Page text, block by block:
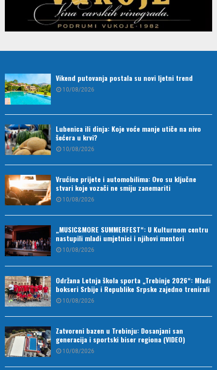
Vikend putovanja postala su novi ljetni trend
10/08/2026
Lubenica ili dinja: Koje voće manje utiče na nivo
šećera u krvi?
10/08/2026
Vrućine prijete i automobilima: Ovo su ključne
stvari koje vozači ne smiju zanemariti
10/08/2026
„MUSIC&MORE SUMMERFEST“: U Kulturnom centru
nastupili mladi umjetnici i njihovi mentori
10/08/2026
Održana Letnja škola sporta „Trebinje 2026“: Mladi
bokseri Srbije i Republike Srpske zajedno trenirali
10/08/2026
Zatvoreni bazen u Trebinju: Dosanjani san
generacija i sportski biser regiona (VIDEO)
10/08/2026